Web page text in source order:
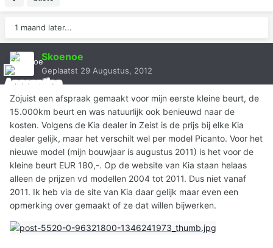
1 maand later...
Skoenoe
Geplaatst 29 Augustus, 2012
Zojuist een afspraak gemaakt voor mijn eerste kleine beurt, de
15.000km beurt en was natuurlijk ook benieuwd naar de
kosten. Volgens de Kia dealer in Zeist is de prijs bij elke Kia
dealer gelijk, maar het verschilt wel per model Picanto. Voor het
nieuwe model (mijn bouwjaar is augustus 2011) is het voor de
kleine beurt EUR 180,-. Op de website van Kia staan helaas
alleen de prijzen vd modellen 2004 tot 2011. Dus niet vanaf
2011. Ik heb via de site van Kia daar gelijk maar even een
opmerking over gemaakt of ze dat willen bijwerken.